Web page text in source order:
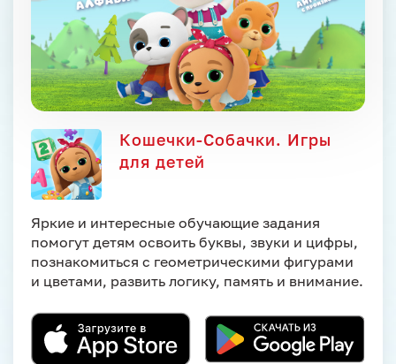
Кошечки-Собачки. Игры
для детей
Яркие и интересные обучающие задания
помогут детям освоить буквы, звуки и цифры,
познакомиться с геометрическими фигурами
и цветами, развить логику, память и внимание.